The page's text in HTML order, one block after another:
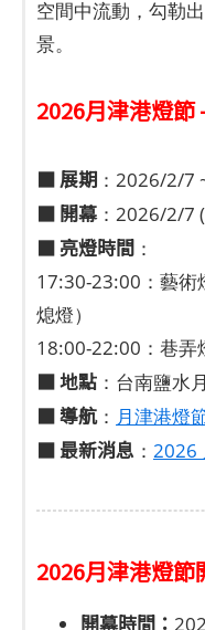
空間中流動，勾勒
景。
2026月津港燈節
■ 展期 ：2026/2/7
■ 開幕：2026/2/7
■ 亮燈時間 ：
17:30-23:00：藝術
熄燈）
18:00-22:00：巷弄
■ 地點 ：台南鹽水
■ 導航： 月津港燈
■ 最新消息 ： 2026
2026月津港燈節
開幕時間：